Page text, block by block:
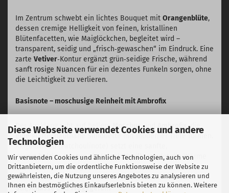
Diese Webseite verwendet Cookies und andere
Technologien
Wir verwenden Cookies und ähnliche Technologien, auch von
Drittanbietern, um die ordentliche Funktionsweise der Website zu
gewährleisten, die Nutzung unseres Angebotes zu analysieren und
Ihnen ein bestmögliches Einkaufserlebnis bieten zu können. Weitere
Im Zentrum schwebt ein lichtes Bouquet mit Orangenblüte,
dessen cremige Helligkeit von feinen, kristallinen
Blütenfacetten, wie Maiglöckchen, begleitet wird –
transparent, seidig und „frisch‑gewaschen“ im Eindruck. Eine
zarte Vetiver‑Kontur ergänzt grün‑seidige Frische, während
sanft rosige Nuancen für ein dezentes Funkeln sorgen, ohne
die Leichtigkeit zu verlieren.
Basisnote – moschusige Reinheit mit Ambrofix
Der Ausklang ruht auf hellem Moschus und Ambrofix
, die
eine glatte, hautnahe Silhouette mit moderner Tiefe formen.
Akigalawood (Patchoulinote) setzt eine sanfte,
würzig‑holzige Kontur; ein HauchVanillerundet die Wärme
ab, ohne die Leichtigkeit zu beschweren.
Stil, Anlässe und Tragegefühl